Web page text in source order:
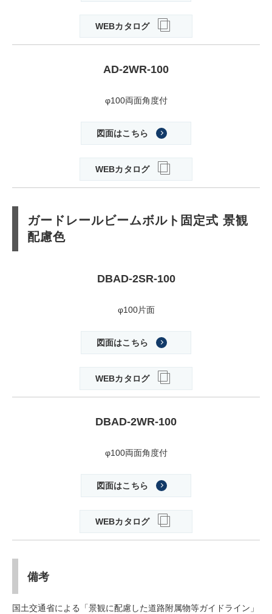
WEBカタログ
AD-2WR-100
φ100両面角度付
図面はこちら
WEBカタログ
ガードレールビームボルト固定式 景観
配慮色
DBAD-2SR-100
φ100片面
図面はこちら
WEBカタログ
DBAD-2WR-100
φ100両面角度付
図面はこちら
WEBカタログ
備考
国土交通省による「景観に配慮した道路附属物等ガイドライン」